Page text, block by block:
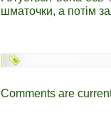
шматочки, а потім
Comments are